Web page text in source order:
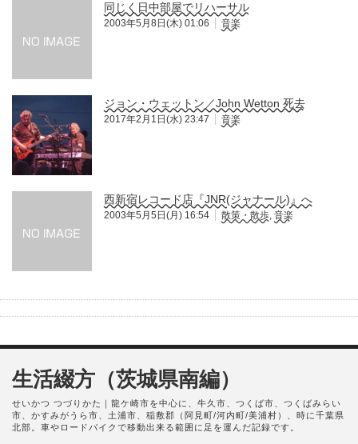
同じく日中部屋でリハーサル
2003年5月8日(木) 01:06 音楽
ジョン・ウェットン／John Wetton 死去
2017年2月1日(水) 23:47 音楽
西新宿レコード店『JNR(ジャナール)』へ
2003年5月5日(月) 16:54 散策・散歩, 音楽
生活綴方（茨城県南編）
せいかつ つづりかた｜龍ケ崎市を中心に、牛久市、つくば市、つくばみらい
市、かすみがうら市、土浦市、稲敷郡（阿見町/河内町/美浦村）、時に千葉県
北部。車やロードバイクで移動出来る範囲に足を運んだ記録です。